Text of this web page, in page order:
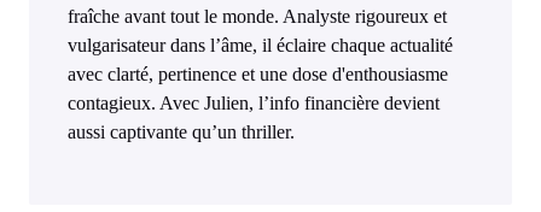
fraîche avant tout le monde. Analyste rigoureux et
vulgarisateur dans l’âme, il éclaire chaque actualité
avec clarté, pertinence et une dose d'enthousiasme
contagieux. Avec Julien, l’info financière devient
aussi captivante qu’un thriller.